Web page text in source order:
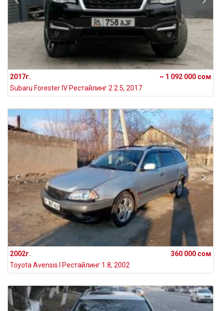
2017г.
~ 1 092 000 сом
Subaru Forester IV Рестайлинг 2 2.5, 2017
2002г.
360 000 сом
Toyota Avensis I Рестайлинг 1.8, 2002